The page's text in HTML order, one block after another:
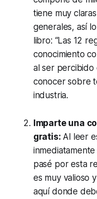
tiene muy
generales, así
libro: “Las 12
conocimiento
al ser
conocer sobre
industria.
Imparte una
gratis: Al leer
pasé por esta
es muy valioso
aquí donde